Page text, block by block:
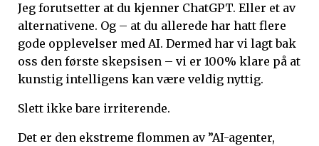
Jeg forutsetter at du kjenner ChatGPT. Eller et av
alternativene. Og – at du allerede har hatt flere
gode opplevelser med AI. Dermed har vi lagt bak
oss den første skepsisen – vi er 100% klare på at
kunstig intelligens kan være veldig nyttig.
Slett ikke bare irriterende.
Det er den ekstreme flommen av ”AI-agenter,